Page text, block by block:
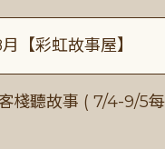
【彩虹故事屋】
客棧聽故事 ( 7/4-9/5